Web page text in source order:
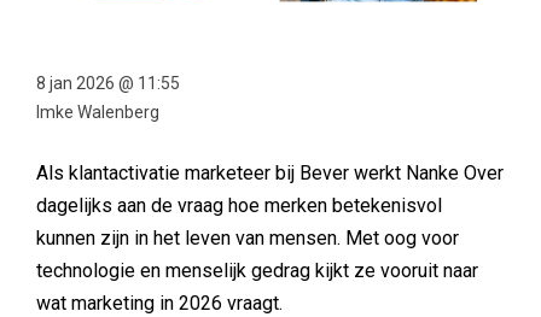
8 jan 2026 @ 11:55
Imke Walenberg
Als klantactivatie marketeer bij Bever werkt Nanke Over
dagelijks aan de vraag hoe merken betekenisvol
kunnen zijn in het leven van mensen. Met oog voor
technologie en menselijk gedrag kijkt ze vooruit naar
wat marketing in 2026 vraagt.